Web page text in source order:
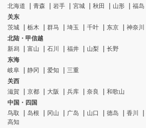
北海道
青森 岩手 宮城 秋田 山形
福岛
关东
茨城
栃木 群马 埼玉 千叶 东京
神奈川
北陆・甲信越
新舄
富山 石川 福井 山梨
长野
东海
岐阜
静冈 爱知
三重
关西
滋賀
京都 大阪 兵库 奈良
和歌山
中国・四国
鸟取
岛根 冈山 广岛 山口 德岛 香川
高知